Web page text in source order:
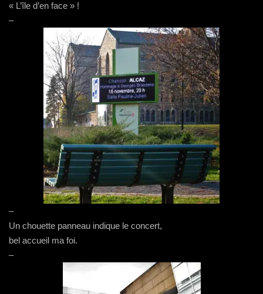
« L’île d’en face » !
–
–
Un chouette panneau indique le concert,
bel accueil ma foi.
–